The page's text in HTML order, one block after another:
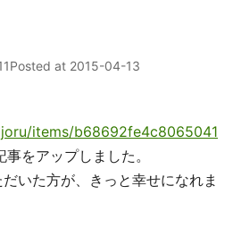
Posted at 2015-04-13
items/b68692fe4c8065041
をアップしました。
いた方が、きっと幸せになれま